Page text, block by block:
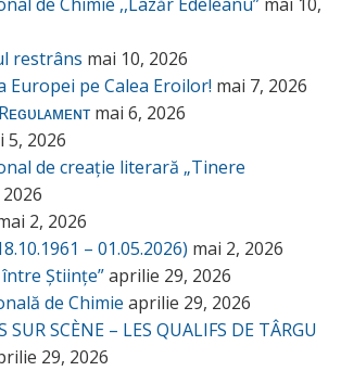
restrâns mai 10, 2026
Europei pe Calea Eroilor! mai 7, 2026
mai 6, 2026
5, 2026
de creație literară „Tinere
2, 2026
– 01.05.2026) mai 2, 2026
Științe”aprilie 29, 2026
de Chimie aprilie 29, 2026
SUR SCÈNE – LES QUALIFS DE TÂRGU
29, 2026